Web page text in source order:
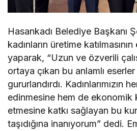
Hasankadı Belediye Başkanı
kadınların üretime
yaparak, “Uzun ve özverili
ortaya çıkan bu anlamlı
gururlandırdı. Kadınlarımızın
edinmesine hem de ekonomik
etmesine katkı sağlayan bu
taşıdığına inanıyorum” dedi.